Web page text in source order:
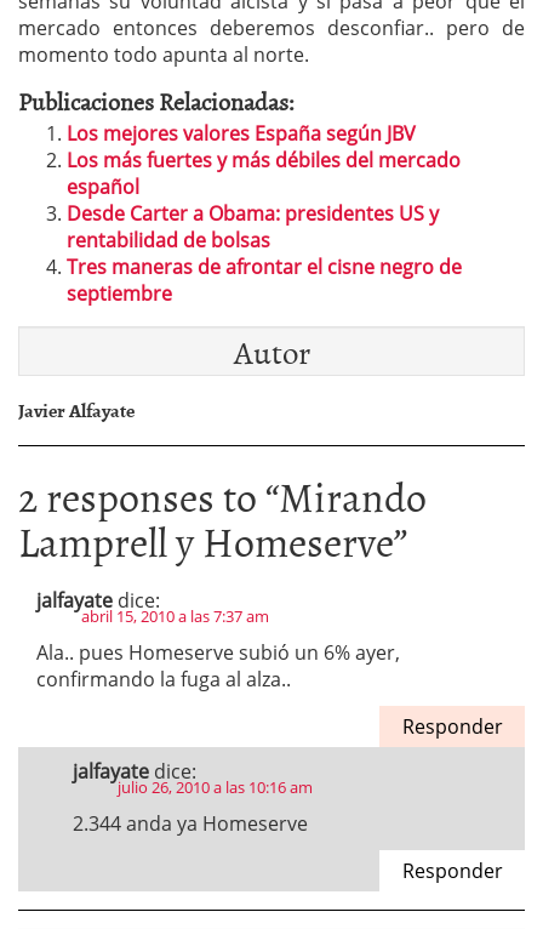
mercado entonces deberemos desconfiar.. pero de
momento todo apunta al norte.
Publicaciones Relacionadas:
Los mejores valores España según JBV
Los más fuertes y más débiles del mercado
español
Desde Carter a Obama: presidentes US y
rentabilidad de bolsas
Tres maneras de afrontar el cisne negro de
septiembre
Autor
Javier Alfayate
2 responses to “Mirando
Lamprell y Homeserve”
jalfayate dice:
abril 15, 2010 a las 7:37 am
Ala.. pues Homeserve subió un 6% ayer,
confirmando la fuga al alza..
Responder
jalfayate dice:
julio 26, 2010 a las 10:16 am
2.344 anda ya Homeserve
Responder